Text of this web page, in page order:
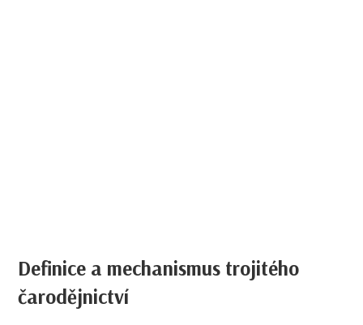
Definice a mechanismus trojitého
čarodějnictví